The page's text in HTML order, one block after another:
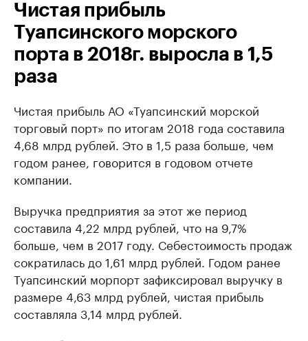
Чистая прибыль
Туапсинского морского
порта в 2018г. выросла в 1,5
раза
Чистая прибыль АО «Туапсинский морской
торговый порт» по итогам 2018 года составила
4,68 млрд рублей. Это в 1,5 раза больше, чем
годом ранее, говорится в годовом отчете
компании.
Выручка предприятия за этот же период
составила 4,22 млрд рублей, что на 9,7%
больше, чем в 2017 году. Себестоимость продаж
сократилась до 1,61 млрд рублей. Годом ранее
Туапсинский морпорт зафиксировал выручку в
размере 4,63 млрд рублей, чистая прибыль
составляла 3,14 млрд рублей.